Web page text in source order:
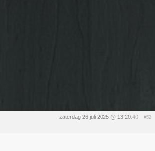
zaterdag 26 juli 2025 @ 13:20:40 #52